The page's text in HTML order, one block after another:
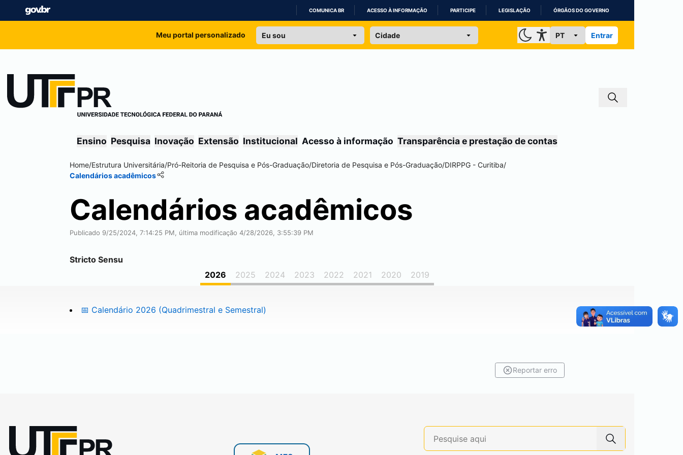
IR
COMUNICA BR ACESSO À INFORMAÇÃO PARTICIPE LEGISLAÇÃO ÓRGÃOS DO GOVERNO
Meu portal personalizado Entrar
Ensino Pesquisa Inovação Extensão Institucional Acesso à informação Transparência e prestação de contas
Home/Estrutura Universitária/Pró-Reitoria de Pesquisa e Pós-Graduação/Diretoria de Pesquisa e Pós-Graduação/DIRPPG - Curitiba/
Calendários acadêmicos
Calendários acadêmicos
Publicado 9/25/2024, 7:14:25 PM, última modificação 4/28/2026, 3:55:39 PM
Stricto Sensu
2026
2025 2024 2023 2022 2021 2020 2019
📅 Calendário 2026 (Quadrimestral e Semestral)
Reportar erro